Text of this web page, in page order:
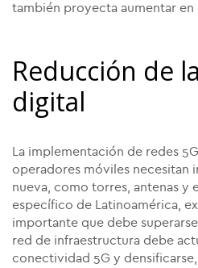
también proyecta aumentar en
Reducción de
digital
La implementación de redes
operadores móviles necesitan
nueva, como torres, antenas y
específico de Latinoamérica,
importante que debe
red de infraestructura debe
conectividad 5G y